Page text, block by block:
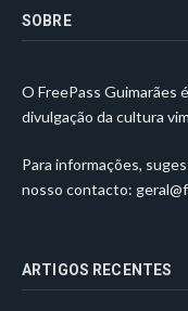
SOBRE
O FreePass Guimarães
divulgação da cultura
Para informações,
nosso contacto:
ARTIGOS RECENTES